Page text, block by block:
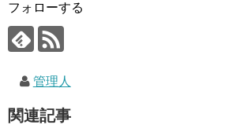
フォローする
管理人
関連記事